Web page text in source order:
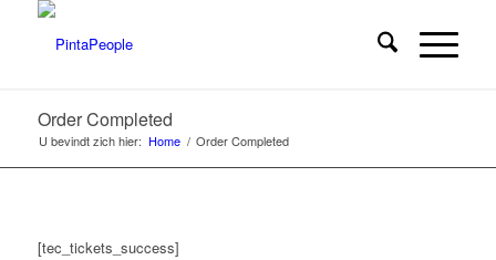
Order Completed
U bevindt zich hier: Home / Order Completed
[tec_tickets_success]